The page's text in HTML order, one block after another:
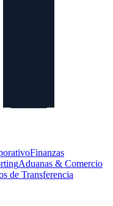
Finanzas
Aduanas & Comercio
de Transferencia